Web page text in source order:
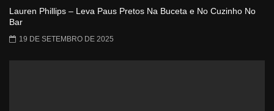
Lauren Phillips – Leva Paus Pretos Na Buceta e No Cuzinho No
Bar
19 DE SETEMBRO DE 2025